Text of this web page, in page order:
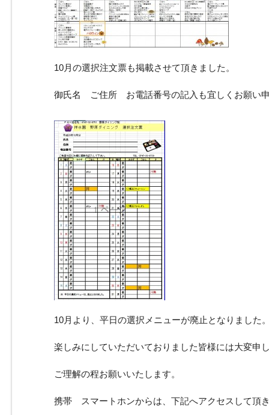
10月の選択注文票も掲載させて頂きました。
御氏名 ご住所 お電話番号の記入も宜しくお願い
10月より、平日の選択メニューが廃止となりました
楽しみにしていただいておりました皆様には大変申
ご理解の程お願いいたします。
携帯 スマートホンからは、下記へアクセスして頂